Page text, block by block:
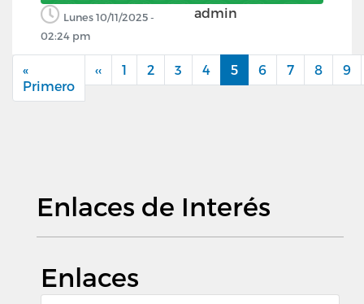
Lunes 10/11/2025 -
02:24 pm
admin
Paginación
«
Primero Primera
página
‹‹ Página
anterior
1 2 3 4 5 6 7 8 9
Enlaces de Interés
Enlaces